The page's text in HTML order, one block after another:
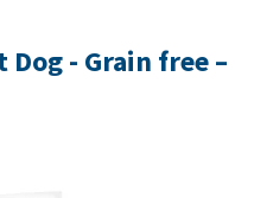
- Grain free –